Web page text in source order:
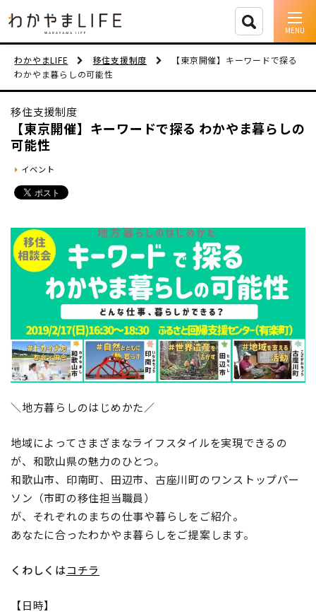
イベント情報
移住支援
人に会う
市町村を探す
移住者インタビュー
動画
地域おこし協力隊
わかやまLIFE 移住支援制度
【東京開催】キーワードで探る
わかやま暮らしの可能性
移住支援制度
【東京開催】キーワードで探る わかやま暮らしの
可能性
イベント
＼地方暮らしのはじめかた／
地域によってさまざまなライフスタイルを実現できるの
が、和歌山県の魅力のひとつ。
和歌山市、印南町、田辺市、古座川町のワンストップパー
ソン（市町の移住担当職員）
が、それぞれのまちの仕事や暮らしをご紹介。
あなたに合ったわかやま暮らしをご提案します。
くわしくはコチラ
【日時】